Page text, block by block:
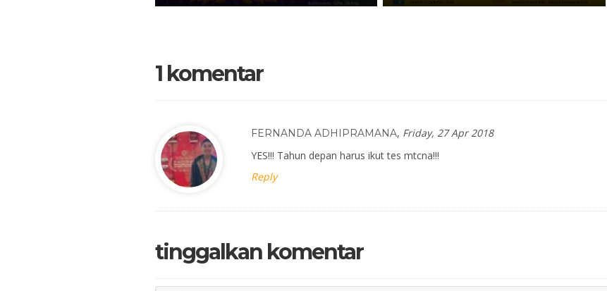
1 komentar
FERNANDA ADHIPRAMANA, Friday, 27 Apr 2018
YES!!! Tahun depan harus ikut tes mtcna!!!
Reply
tinggalkan komentar